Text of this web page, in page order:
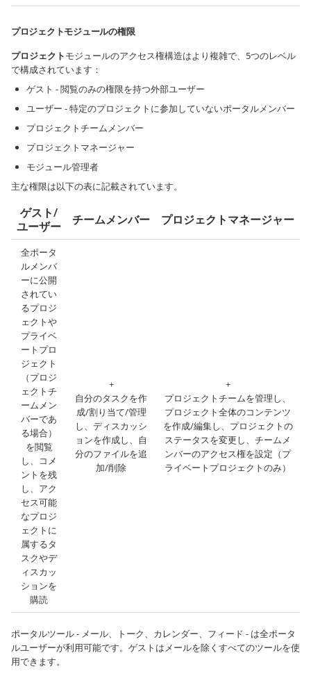
プロジェクトモジュールの権限
プロジェクトモジュールのアクセス権構造はより複雑で、5つのレベル
で構成されています：
ゲスト - 閲覧のみの権限を持つ外部ユーザー
ユーザー - 特定のプロジェクトに参加していないポータルメンバー
プロジェクトチームメンバー
プロジェクトマネージャー
モジュール管理者
主な権限は以下の表に記載されています。
ゲスト/
ユーザー
チームメンバー プロジェクトマネージャー
全ポータ
ルメンバ
ーに公開
されてい
るプロジ
ェクトや
プライベ
ートプロ
ジェクト
（プロジ
ェクトチ
ームメン
バーであ
る場合）
を閲覧
し、コメ
ントを残
し、アク
セス可能
なプロジ
ェクトに
属するタ
スクやデ
ィスカッ
ションを
購読
+
自分のタスクを作
成/割り当て/管理
し、ディスカッシ
ョンを作成し、自
分のファイルを追
加/削除
+
プロジェクトチームを管理し、
プロジェクト全体のコンテンツ
を作成/編集し、プロジェクトの
ステータスを変更し、チームメ
ンバーのアクセス権を設定（プ
ライベートプロジェクトのみ）
ポータルツール - メール、トーク、カレンダー、フィード - は全ポータ
ルユーザーが利用可能です。ゲストはメールを除くすべてのツールを使
用できます。